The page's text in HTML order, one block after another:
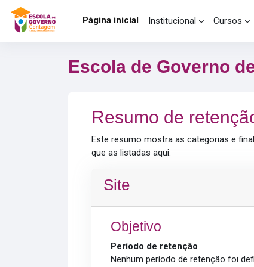
Ir para o conteúdo principal
Página inicial
Institucional Cursos
Escola de Governo
Resumo de
Este resumo mostra as categorias e
que as listadas aqui.
Site
Objetivo
Período de retenção
Nenhum período de retenção foi